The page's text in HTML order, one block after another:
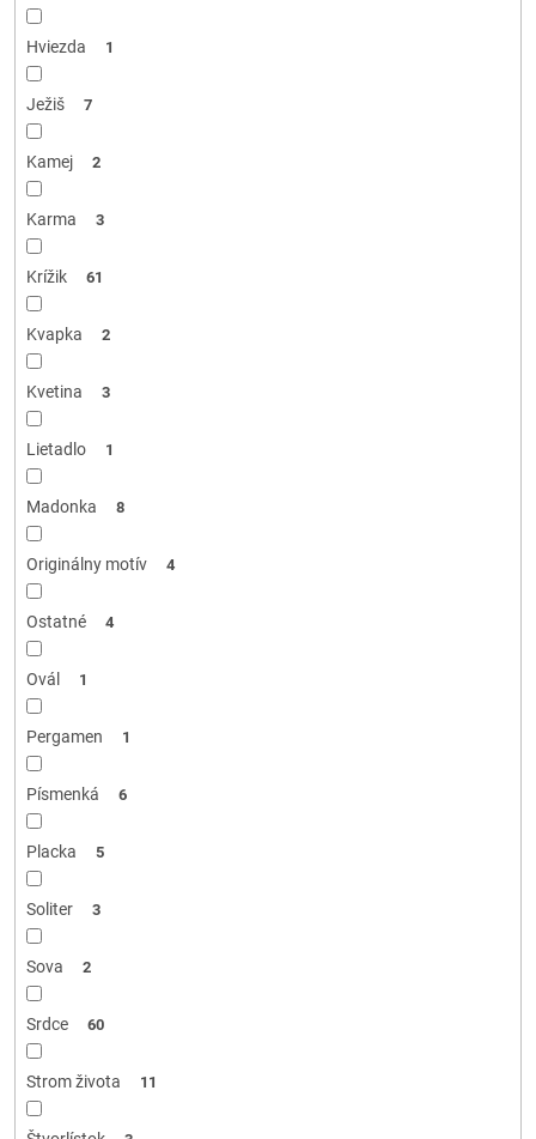
Hviezda 1
Ježiš 7
Kamej 2
Karma 3
Krížik 61
Kvapka 2
Kvetina 3
Lietadlo 1
Madonka 8
Originálny motív 4
Ostatné 4
Ovál 1
Pergamen 1
Písmenká 6
Placka 5
Soliter 3
Sova 2
Srdce 60
Strom života 11